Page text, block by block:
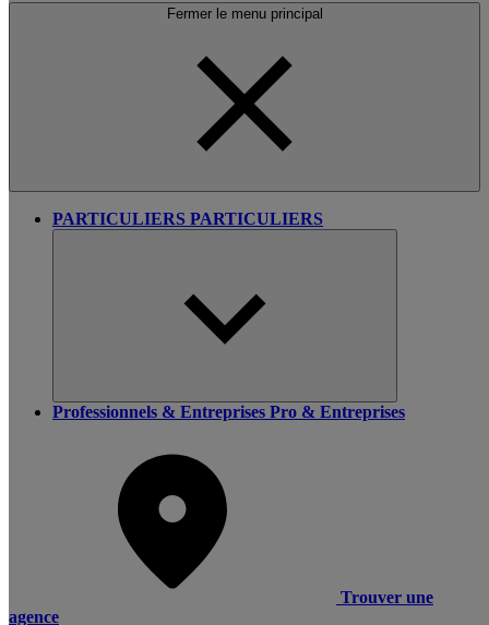
Fermer le menu principal
PARTICULIERS PARTICULIERS
Professionnels & Entreprises Pro & Entreprises
Trouver une
agence